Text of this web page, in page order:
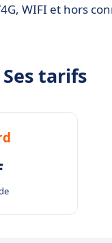
WIFI et hors
tarifs